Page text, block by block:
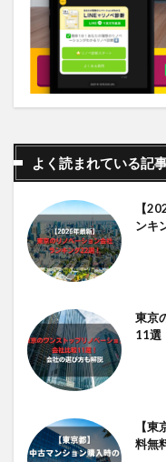
よく読まれている記
【
ンキ
東京
11選
【
料無